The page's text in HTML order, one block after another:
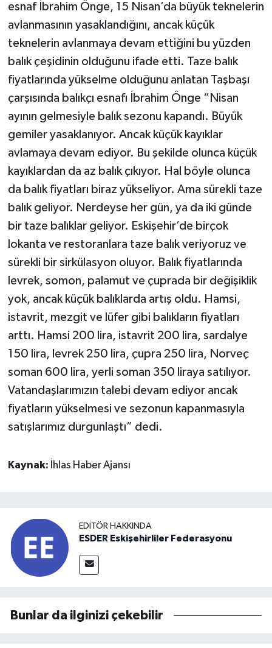
esnaf İbrahim Önge, 15 Nisan’da büyük teknelerin
avlanmasının yasaklandığını, ancak küçük
teknelerin avlanmaya devam ettiğini bu yüzden
balık çeşidinin olduğunu ifade etti. Taze balık
fiyatlarında yükselme olduğunu anlatan Taşbaşı
çarşısında balıkçı esnafı İbrahim Önge “Nisan
ayının gelmesiyle balık sezonu kapandı. Büyük
gemiler yasaklanıyor. Ancak küçük kayıklar
avlamaya devam ediyor. Bu şekilde olunca küçük
kayıklardan da az balık çıkıyor. Hal böyle olunca
da balık fiyatları biraz yükseliyor. Ama sürekli taze
balık geliyor. Nerdeyse her gün, ya da iki günde
bir taze balıklar geliyor. Eskişehir’de birçok
lokanta ve restoranlara taze balık veriyoruz ve
sürekli bir sirkülasyon oluyor. Balık fiyatlarında
levrek, somon, palamut ve çuprada bir değişiklik
yok, ancak küçük balıklarda artış oldu. Hamsi,
istavrit, mezgit ve lüfer gibi balıkların fiyatları
arttı. Hamsi 200 lira, istavrit 200 lira, sardalye
150 lira, levrek 250 lira, çupra 250 lira, Norveç
soman 600 lira, yerli soman 350 liraya satılıyor.
Vatandaşlarımızın talebi devam ediyor ancak
fiyatların yükselmesi ve sezonun kapanmasıyla
satışlarımız durgunlaştı” dedi.
Kaynak: İhlas Haber Ajansı
EDITÖR HAKKINDA
ESDER Eskişehirliler Federasyonu
Bunlar da ilginizi çekebilir